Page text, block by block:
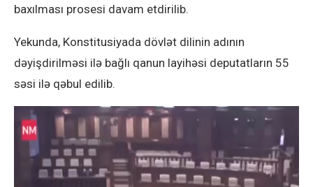
baxılması prosesi davam etdirilib.
Yekunda, Konstitusiyada dövlət dilinin adının
dəyişdirilməsi ilə bağlı qanun layihəsi deputatların 55
səsi ilə qəbul edilib.